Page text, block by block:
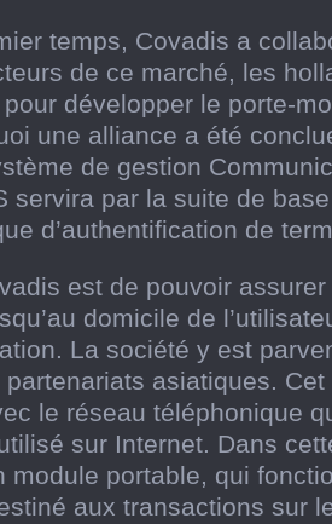
temps, Covadis a
de ce marché, les
développer le porte-
une alliance a été
de gestion
servira par la suite de
d’authentification de
est de pouvoir
domicile de
La société y est
asiatiques.
le réseau téléphonique
sur Internet. Dans
module portable, qui
aux transactions sur